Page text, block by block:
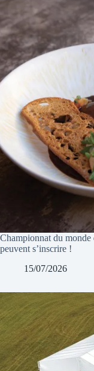
Championnat du monde
peuvent s’inscrire !
15/07/2026